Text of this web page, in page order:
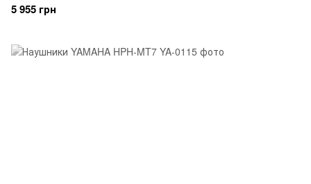
5 955 грн